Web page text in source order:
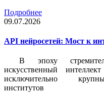
Подробнее
09.07.2026
API нейросетей: Мост к
В эпоху
искусственный
исключительно
институтов